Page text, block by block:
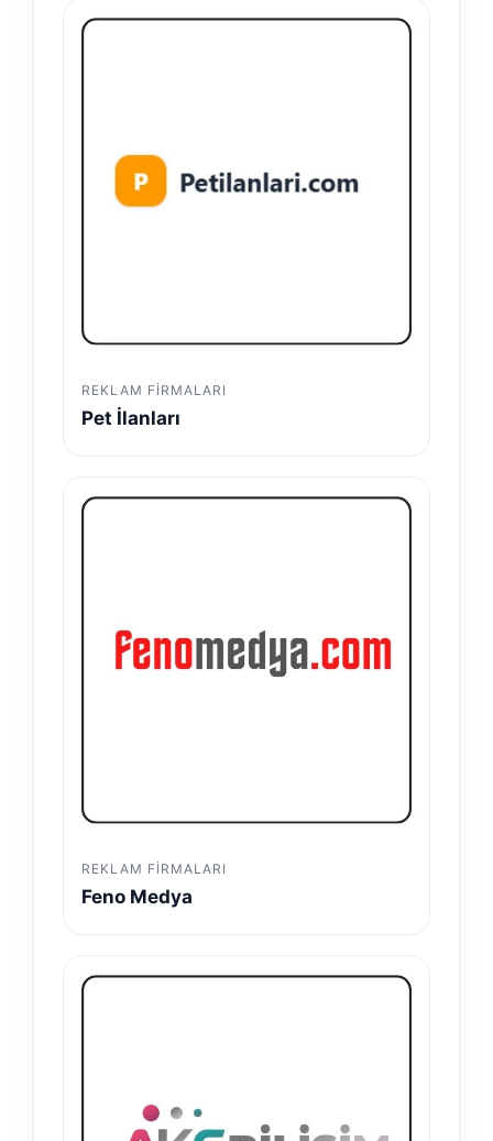
REKLAM FIRMALARI
Pet İlanları
REKLAM FIRMALARI
Feno Medya